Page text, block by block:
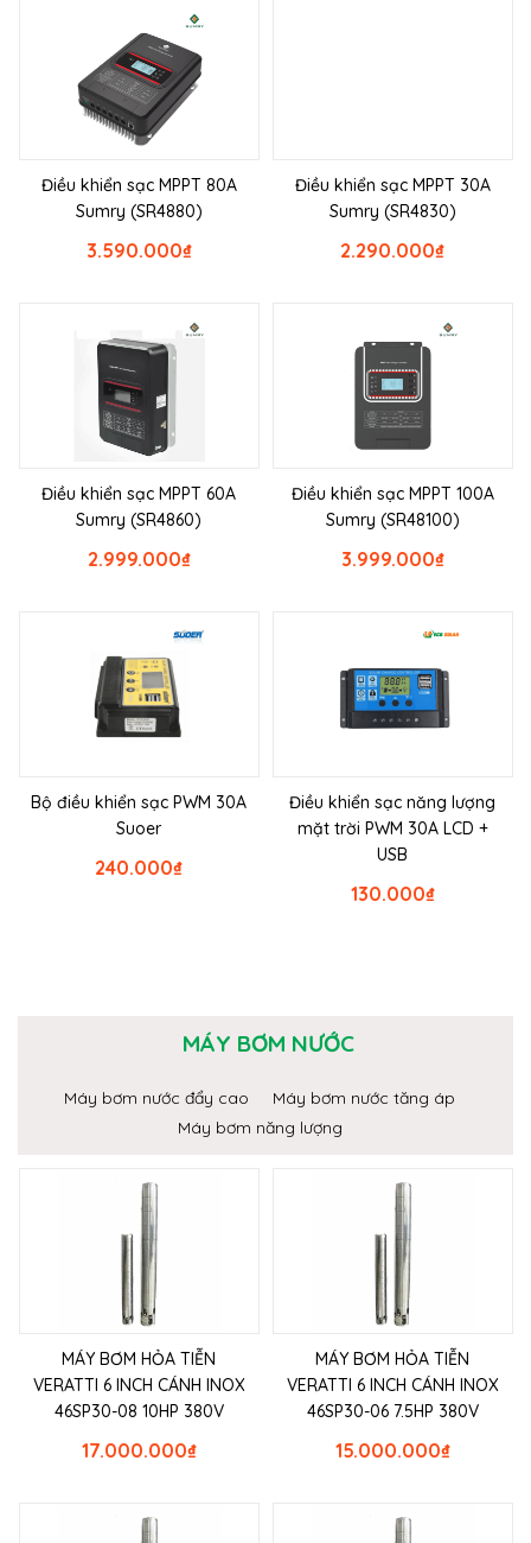
Điều khiển sạc MPPT 80A
Sumry (SR4880)
₫
3.590.000
Điều khiển sạc MPPT 30A
Sumry (SR4830)
₫
2.290.000
Điều khiển sạc MPPT 60A
Sumry (SR4860)
₫
2.999.000
Điều khiển sạc MPPT 100A
Sumry (SR48100)
₫
3.999.000
Bộ điều khiển sạc PWM 30A
Suoer
₫
240.000
Điều khiển sạc năng lượng
mặt trời PWM 30A LCD +
USB
₫
130.000
MÁY BƠM NƯỚC
Máy bơm nước đẩy cao
Máy bơm nước tăng áp
Máy bơm năng lượng
MÁY BƠM HỎA TIỄN
VERATTI 6 INCH CÁNH INOX
46SP30-08 10HP 380V
₫
17.000.000
MÁY BƠM HỎA TIỄN
VERATTI 6 INCH CÁNH INOX
46SP30-06 7.5HP 380V
₫
15.000.000